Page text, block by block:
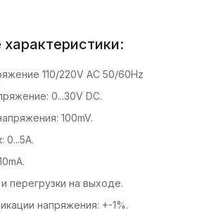
характеристики:
110/220V AC 50/60Hz
0...30V DC.
100mV.
0...5A.
перегрузки на выходе.
напряжения: +-1%.